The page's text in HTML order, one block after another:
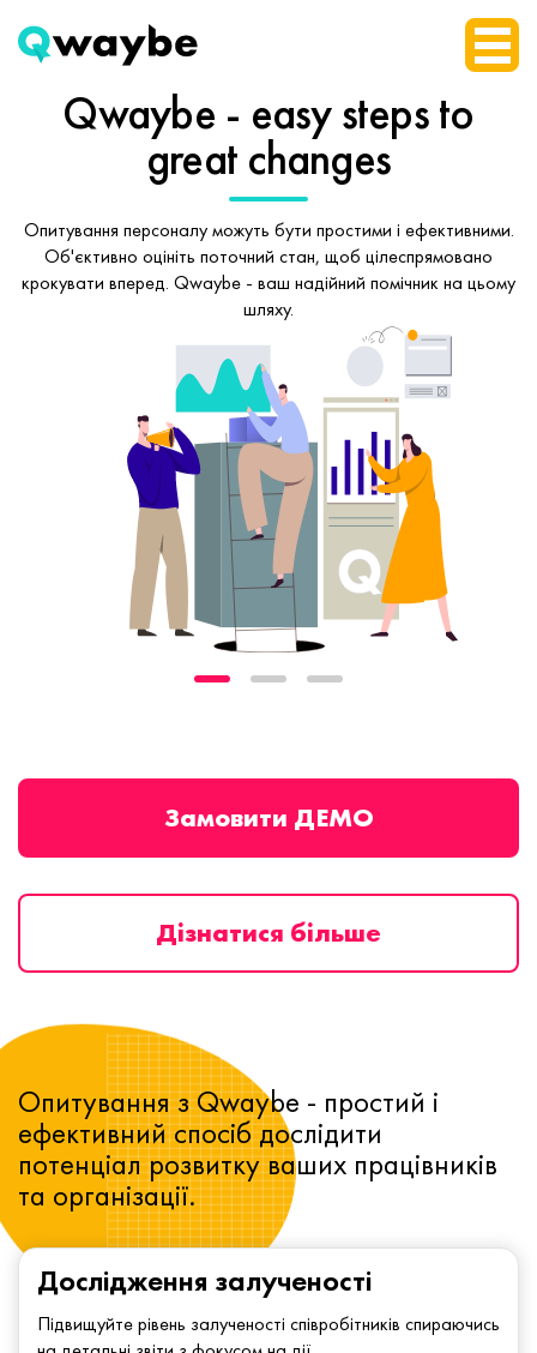
Qwaybe - easy stepsto
great changes
Опитування персоналу можуть бути простими і ефективними.
Об'єктивно оцініть поточний стан, щоб цілеспрямовано
крокувати вперед. Qwaybe - ваш надійний помічник на цьому
шляху.
Замовити ДЕМО
Дізнатися більше
Дослідження залученості
Підвищуйте рівень залученості співробітників спираючись
Опитування з Qwaybe - простий і
ефективний спосіб дослідити
потенціал розвитку ваших працівників
та організації.